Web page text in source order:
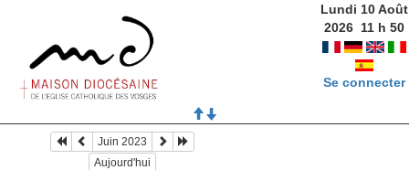
Lundi 10 Août
2026 11h 50
Se connecter
Juin 2023
Aujourd'hui